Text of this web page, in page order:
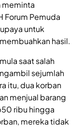
meminta
Forum Pemuda
untuk
hasil.
saat salah
sejumlah
itu, dua korban
menjual barang
ribu hingga
mereka tidak